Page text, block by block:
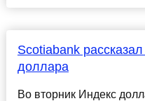
Scotiabank
доллара
Во вторник Индекс